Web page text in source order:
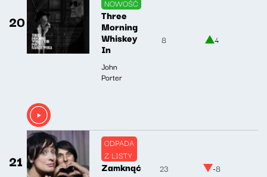
20
NOWOŚĆ
Three
Morning
Whiskey
In
John
Porter
8 4
21
ODPADA
Z LISTY
Zamknąć 23 -8